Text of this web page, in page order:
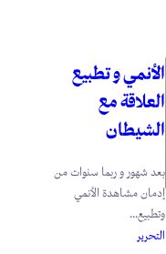
الأنمي و تطبيع
العلاقة مع
الشيطان
بعد شهور و ربما سنوات من
إدمان مشاهدة الأنمي
وتطبيع...
التحرير